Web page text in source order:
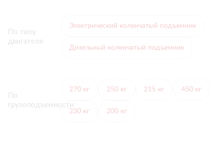
По типу
двигателя
Электрический коленчатый подъемник
Дизельный коленчатый подъемник
По
грузоподъемности
270 кг 250 кг 215 кг 450 кг
230 кг 200 кг